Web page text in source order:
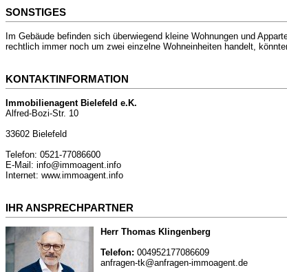
SONSTIGES
Im Gebäude befinden sich überwiegend kleine Wohnungen und
rechtlich immer noch um zwei einzelne Wohneinheiten handelt,
KONTAKTINFORMATION
Immobilienagent Bielefeld e.K.
Alfred-Bozi-Str. 10
33602 Bielefeld
Telefon: 0521-77086600
E-Mail: info@immoagent.info
Internet: www.immoagent.info
IHR ANSPRECHPARTNER
Herr Thomas Klingenberg
Telefon: 004952177086609
anfragen-tk@anfragen-immoagent.de